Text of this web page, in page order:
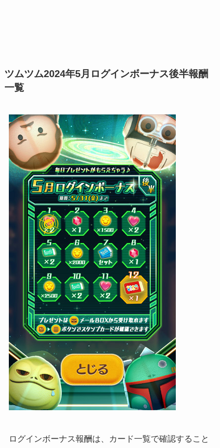
ツムツム2024年5月ログインボーナス後半報酬
一覧
ログインボーナス報酬は、カード一覧で確認すること